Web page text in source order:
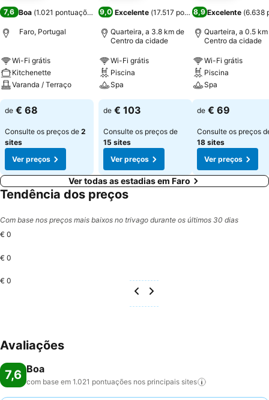
7,6 Boa (1.021 pontuações
Faro, Portugal
Wi-Fi grátis
Kitchenette
Varanda / Terraço
de € 68
Consulte os preços de 2
sites
Ver preços
9,0 Excelente (17.517 pontuações)
Quarteira, a 3.8 km de
Centro da cidade
Wi-Fi grátis
Piscina
Spa
de € 103
Consulte os preços de
15 sites
Ver preços
8,9 Excelente (6.638
Quarteira, a 0.5
Centro da cidade
Wi-Fi grátis
Piscina
Spa
de € 69
Consulte os preços
18 sites
Ver preços
Ver todas as estadias em Faro
Tendência dos preços
Com base nos preços mais baixos no trivago durante os últimos 30 dias
€ 0
€ 0
€ 0
Avaliações
7,6 Boa
com base em 1.021 pontuações nos principais sites